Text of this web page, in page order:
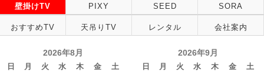
壁掛けTV PIXY SEED SORA
おすすめTV 天吊りTV レンタル 会社案内
2026年8月
日 月 火 水 木 金
土
2026年9月
日 月 火 水 木 金
土